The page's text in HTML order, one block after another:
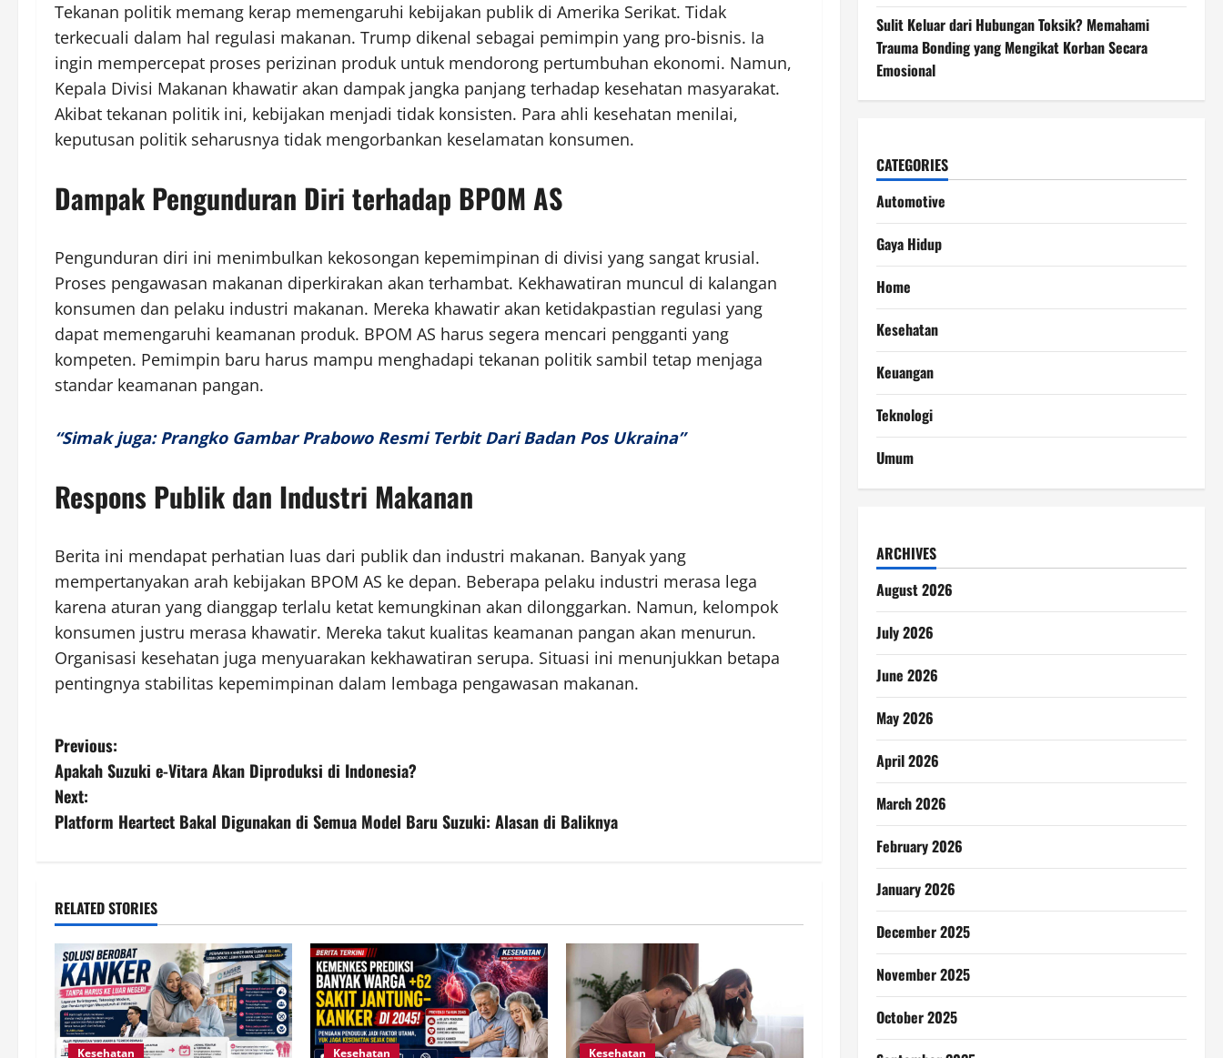
Tekanan politik memang kerap memengaruhi kebijakan publik di Amerika Serikat. Tidak
terkecuali dalam hal regulasi makanan. Trump dikenal sebagai pemimpin yang pro-bisnis. Ia
ingin mempercepat proses perizinan produk untuk mendorong pertumbuhan ekonomi. Namun,
Kepala Divisi Makanan khawatir akan dampak jangka panjang terhadap kesehatan masyarakat.
Akibat tekanan politik ini, kebijakan menjadi tidak konsisten. Para ahli kesehatan menilai,
keputusan politik seharusnya tidak mengorbankan keselamatan konsumen.
Dampak Pengunduran Diri terhadap BPOM AS
Pengunduran diri ini menimbulkan kekosongan kepemimpinan di divisi yang sangat krusial.
Proses pengawasan makanan diperkirakan akan terhambat. Kekhawatiran muncul di kalangan
konsumen dan pelaku industri makanan. Mereka khawatir akan ketidakpastian regulasi yang
dapat memengaruhi keamanan produk. BPOM AS harus segera mencari pengganti yang
kompeten. Pemimpin baru harus mampu menghadapi tekanan politik sambil tetap menjaga
standar keamanan pangan.
“Simak juga: Prangko Gambar Prabowo Resmi Terbit Dari Badan Pos Ukraina”
Respons Publik dan Industri Makanan
Berita ini mendapat perhatian luas dari publik dan industri makanan. Banyak yang
mempertanyakan arah kebijakan BPOM AS ke depan. Beberapa pelaku industri merasa lega
karena aturan yang dianggap terlalu ketat kemungkinan akan dilonggarkan. Namun, kelompok
konsumen justru merasa khawatir. Mereka takut kualitas keamanan pangan akan menurun.
Organisasi kesehatan juga menyuarakan kekhawatiran serupa. Situasi ini menunjukkan betapa
pentingnya stabilitas kepemimpinan dalam lembaga pengawasan makanan.
P
o
s
n
a
v
i
Previous:
Apakah Suzuki e-Vitara Akan Diproduksi di Indonesia?
Next:
Platform Heartect Bakal Digunakan di Semua Model Baru Suzuki: Alasan di Baliknya
RELATED STORIES
Kesehatan Kesehatan Kesehatan
Sulit Keluar dari Hubungan Toksik? Memahami
Trauma Bonding yang Mengikat Korban Secara
Emosional
CATEGORIES
Automotive
Gaya Hidup
Home
Kesehatan
Keuangan
Teknologi
Umum
ARCHIVES
August 2026
July 2026
June 2026
May 2026
April 2026
March 2026
February 2026
January 2026
December 2025
November 2025
October 2025